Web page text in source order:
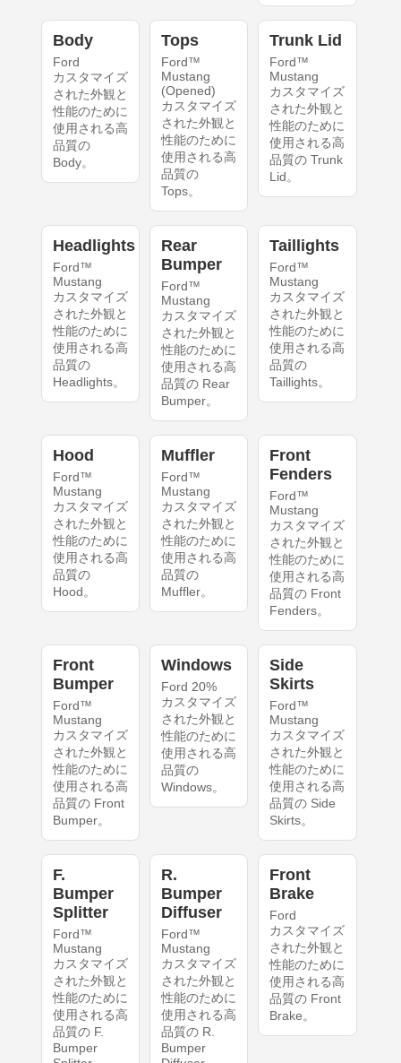
Body
Ford
カスタマイズ
された外観と
性能のために
使用される高
品質の
Body。
Tops
Ford™
Mustang
(Opened)
カスタマイズ
された外観と
性能のために
使用される高
品質の
Tops。
Trunk Lid
Ford™
Mustang
カスタマイズ
された外観と
性能のために
使用される高
品質の Trunk
Lid。
Headlights
Ford™
Mustang
カスタマイズ
された外観と
性能のために
使用される高
品質の
Headlights。
Rear
Bumper
Ford™
Mustang
カスタマイズ
された外観と
性能のために
使用される高
品質の Rear
Bumper。
Taillights
Ford™
Mustang
カスタマイズ
された外観と
性能のために
使用される高
品質の
Taillights。
Hood
Ford™
Mustang
カスタマイズ
された外観と
性能のために
使用される高
品質の
Hood。
Muffler
Ford™
Mustang
カスタマイズ
された外観と
性能のために
使用される高
品質の
Muffler。
Front
Fenders
Ford™
Mustang
カスタマイズ
された外観と
性能のために
使用される高
品質の Front
Fenders。
Front
Bumper
Ford™
Mustang
カスタマイズ
された外観と
性能のために
使用される高
品質の Front
Bumper。
Windows
Ford 20%
カスタマイズ
された外観と
性能のために
使用される高
品質の
Windows。
Side
Skirts
Ford™
Mustang
カスタマイズ
された外観と
性能のために
使用される高
品質の Side
Skirts。
F.
Bumper
Splitter
Ford™
Mustang
カスタマイズ
された外観と
性能のために
使用される高
品質の F.
Bumper
R.
Bumper
Diffuser
Ford™
Mustang
カスタマイズ
された外観と
性能のために
使用される高
品質の R.
Bumper
Front
Brake
Ford
カスタマイズ
された外観と
性能のために
使用される高
品質の Front
Brake。